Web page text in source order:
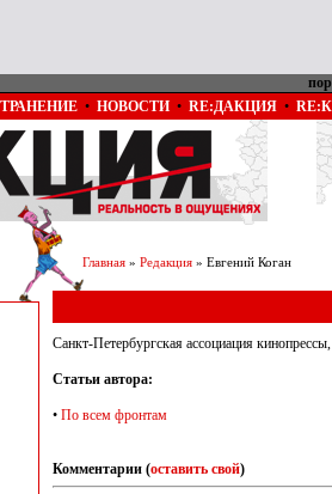
• НОВОСТИ • RE:ДАКЦИЯ •
Главная» Редакция» Евгений Коган
Санкт-Петербургская ассоциация
Статьи автора:
• По всем фронтам
Комментарии (оставить свой)